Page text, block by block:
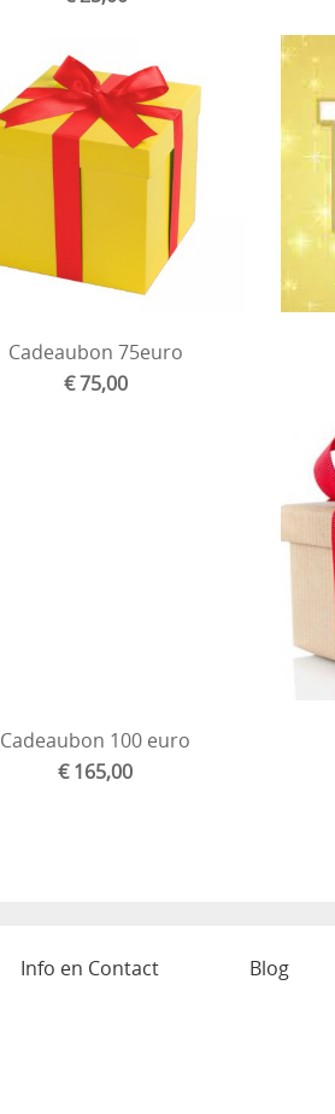
Cadeaubon 75euro
€ 75,00
Cadeaubon 100 euro
€ 165,00
Info en Contact Blog